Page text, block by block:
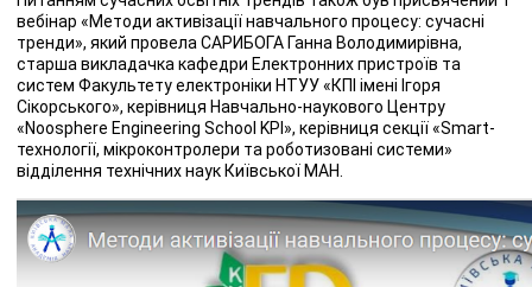
вебінар «Методи активізації навчального процесу: сучасні
тренди», який провела САРИБОГА Ганна Володимирівна,
старша викладачка кафедри Електронних пристроїв та
систем Факультету електроніки НТУУ «КПІ імені Ігоря
Сікорського», керівниця Навчально-наукового Центру
«Noosphere Engineering School KPI», керівниця секції «Smart-
технології, мікроконтролери та роботизовані системи»
відділення технічних наук Київської МАН.